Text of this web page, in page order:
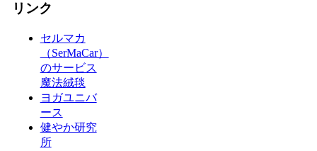
リンク
セルマカ
（SerMaCar）
のサービス
魔法絨毯
ヨガユニバ
ース
健やか研究
所